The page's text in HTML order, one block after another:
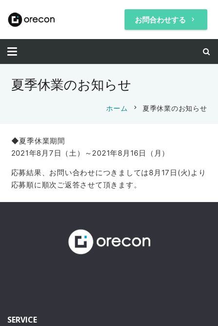
お問合わせする keyboard_arrow_right
夏季休業のお知らせ
ホーム chevron_right 夏季休業のお知らせ
◆夏季休業期間
2021年8月7日（土）～2021年8月16日（月）
応募結果、お問い合わせにつきましては8月17日(火)より
応募順に順次ご返答させて頂きます。
SERVICE